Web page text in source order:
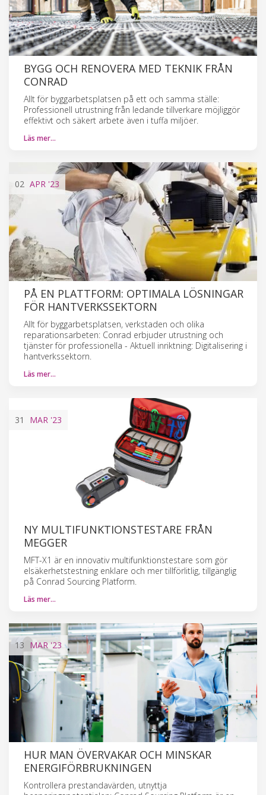
BYGG OCH RENOVERA MED TEKNIK FRÅN
CONRAD
Allt för byggarbetsplatsen på ett och samma ställe:
Professionell utrustning från ledande tillverkare möjliggör
effektivt och säkert arbete även i tuffa miljöer.
Läs mer…
02 APR '23
­PÅ EN PLATTFORM: OPTIMALA LÖSNINGAR
FÖR HANTVERKSSEKTORN
Allt för byggarbetsplatsen, verkstaden och olika
reparationsarbeten: Conrad erbjuder utrustning och
tjänster för professionella - Aktuell inriktning: Digitalisering i
hantverkssektorn.
Läs mer…
31 MAR '23
NY MULTIFUNKTIONSTESTARE FRÅN
MEGGER
MFT-X1 är en innovativ multifunktionstestare som gör
elsäkerhetstestning enklare och mer tillförlitlig, tillgänglig
på Conrad Sourcing Platform.
Läs mer…
13 MAR '23
HUR MAN ÖVERVAKAR OCH MINSKAR
ENERGIFÖRBRUKNINGEN
Kontrollera prestandavärden, utnyttja